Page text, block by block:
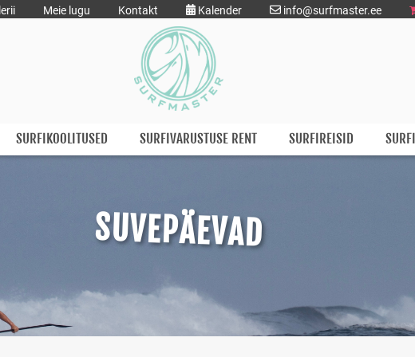
Meie lugu Kontakt Kalender info@surfmaster.ee
SURFIKOOLITUSED SURFIVARUSTUSE RENT SURFIREISID
SUVEPÄEVAD